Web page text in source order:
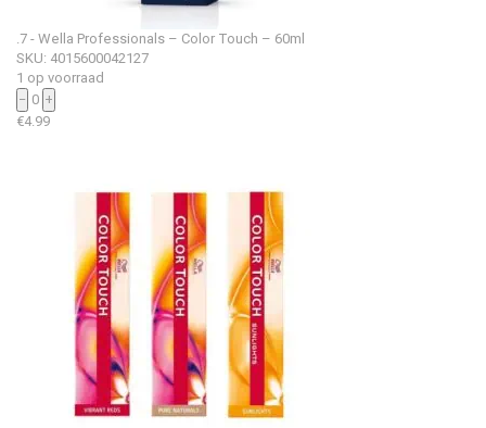
.7 - Wella Professionals – Color Touch – 60ml
SKU: 4015600042127
1 op voorraad
− 0 +
€4.99